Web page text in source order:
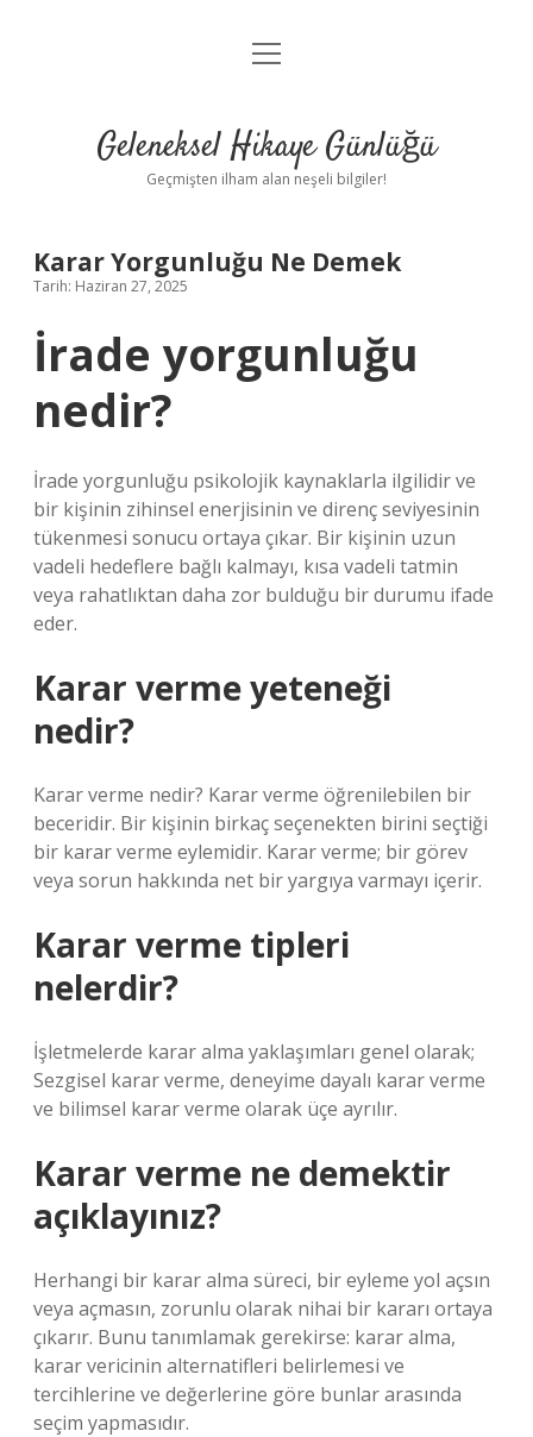
Anasayfa
Yasal Uyarı
menüyü
Geleneksel Hikaye Günlüğü
Geçmişten ilham alan neşeli bilgiler!
Karar Yorgunluğu Ne Demek
Tarih: Haziran 27, 2025
İrade yorgunluğu
nedir?
İrade yorgunluğu psikolojik kaynaklarla ilgilidir ve
bir kişinin zihinsel enerjisinin ve direnç seviyesinin
tükenmesi sonucu ortaya çıkar. Bir kişinin uzun
vadeli hedeflere bağlı kalmayı, kısa vadeli tatmin
veya rahatlıktan daha zor bulduğu bir durumu ifade
eder.
Karar verme yeteneği
nedir?
Karar verme nedir? Karar verme öğrenilebilen bir
beceridir. Bir kişinin birkaç seçenekten birini seçtiği
bir karar verme eylemidir. Karar verme; bir görev
veya sorun hakkında net bir yargıya varmayı içerir.
Karar verme tipleri
nelerdir?
İşletmelerde karar alma yaklaşımları genel olarak;
Sezgisel karar verme, deneyime dayalı karar verme
ve bilimsel karar verme olarak üçe ayrılır.
Karar verme ne demektir
açıklayınız?
Herhangi bir karar alma süreci, bir eyleme yol açsın
veya açmasın, zorunlu olarak nihai bir kararı ortaya
çıkarır. Bunu tanımlamak gerekirse: karar alma,
karar vericinin alternatifleri belirlemesi ve
tercihlerine ve değerlerine göre bunlar arasında
seçim yapmasıdır.